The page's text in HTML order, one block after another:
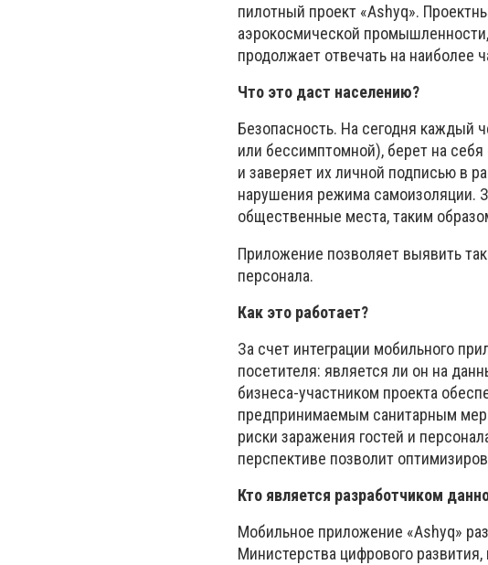
пилотный проект «Ashyq».
аэрокосмической
продолжает отвечать на наиболее
Что это даст населению?
Безопасность. На сегодня каждый
или бессимптомной), берет на
и заверяет их личной подписью в
нарушения режима самоизоляции.
общественные места, таким
Приложение позволяет выявить
персонала.
Как это работает?
За счет интеграции мобильного
посетителя: является ли он на
бизнеса-участником проекта
предпринимаемым санитарным
риски заражения гостей и
перспективе позволит
Кто является разработчиком
Мобильное приложение «Ashyq»
Министерства цифрового